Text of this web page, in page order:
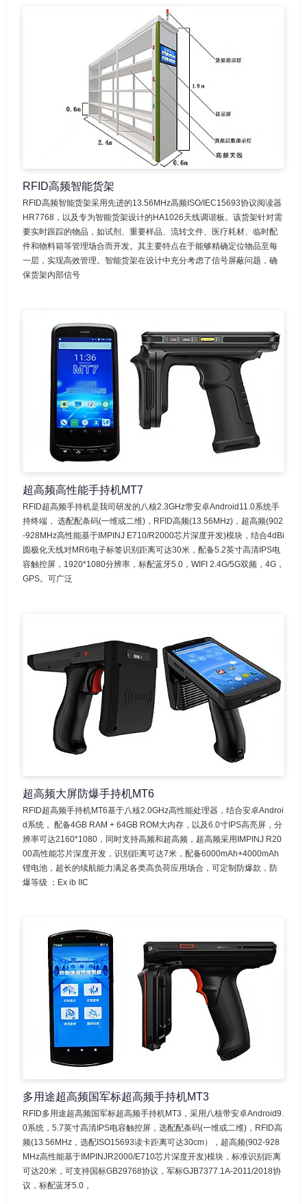
RFID高频智能货架
RFID高频智能货架采用先进的13.56MHz高频ISO/IEC15693协议阅读器
HR7768，以及专为智能货架设计的HA1026天线调谐板。该货架针对需
要实时跟踪的物品，如试剂、重要样品、流转文件、医疗耗材、临时配
件和物料箱等管理场合而开发。其主要特点在于能够精确定位物品至每
一层，实现高效管理。智能货架在设计中充分考虑了信号屏蔽问题，确
保货架内部信号
超高频高性能手持机MT7
RFID超高频手持机是我司研发的八核2.3GHz带安卓Android11.0系统手
持终端， 选配配条码(一维或二维)，RFID高频(13.56MHz)，超高频(902
-928MHz高性能基于IMPINJ E710/R2000芯片深度开发)模块，结合4dBi
圆极化天线对MR6电子标签识别距离可达30米，配备5.2英寸高清IPS电
容触控屏，1920*1080分辨率，标配蓝牙5.0，WIFI 2.4G/5G双频，4G，
GPS。可广泛
超高频大屏防爆手持机MT6
RFID超高频手持机MT6基于八核2.0GHz高性能处理器，结合安卓Androi
d系统， 配备4GB RAM + 64GB ROM大内存，以及6.0寸IPS高亮屏，分
辨率可达2160*1080，同时支持高频和超高频，超高频采用IMPINJ R20
00高性能芯片深度开发，识别距离可达7米，配备6000mAh+4000mAh
锂电池，超长的续航能力满足各类高负荷应用场合，可定制防爆款，防
爆等级 ：Ex ib IIC
多用途超高频国军标超高频手持机MT3
RFID多用途超高频国军标超高频手持机MT3，采用八核带安卓Android9.
0系统，5.7英寸高清IPS电容触控屏，选配配条码(一维或二维)，RFID高
频(13.56MHz，选配ISO15693读卡距离可达30cm），超高频(902-928
MHz高性能基于IMPINJR2000/E710芯片深度开发)模块，标准识别距离
可达20米，可支持国标GB29768协议，军标GJB7377.1A-2011/2018协
议，标配蓝牙5.0，